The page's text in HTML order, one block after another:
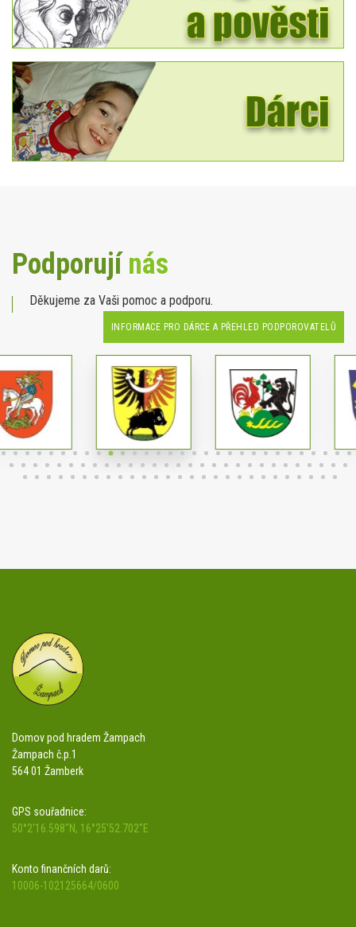
Podporujínás
Děkujeme za Vaši pomoc a podporu.
INFORMACE PRO DÁRCE A PŘEHLED PODPOROVATELŮ
Domov pod hradem Žampach
Žampach č.p.1
564 01 Žamberk
GPS souřadnice:
50°2'16.598"N, 16°25'52.702"E
Konto finančních darů:
10006-102125664/0600